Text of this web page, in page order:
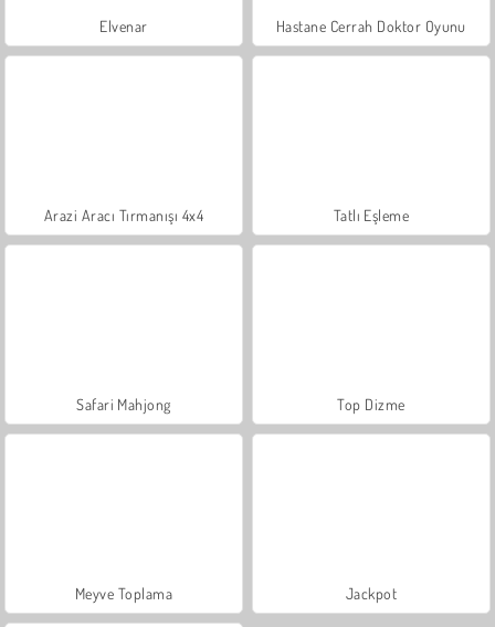
Elvenar Hastane Cerrah Doktor Oyunu
Arazi Aracı Tırmanışı 4x4 Tatlı Eşleme
Safari Mahjong Top Dizme
Meyve Toplama Jackpot